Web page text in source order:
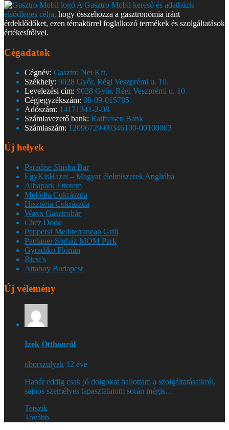
A Gasztro Mobil kereső és adatbázis
elsődleges célja, hogy összehozza a gasztronómia iránt
érdeklődőket, ezen témakörrel foglalkozó termékek és szolgáltatások
értékesítőivel.
Cégadatok
Cégnév: Gasztro Net Kft.
Székhely: 9028 Győr, Régi Veszprémi u. 10.
Levelezési cím: 9028 Győr, Régi Veszprémi u. 10.
Cégjegyzékszám: 08-09-015785
Adószám: 14171341-2-08
Számlavezető bank: Raiffeisen Bank
Számlaszám: 12096729-00346100-00100003
Új helyek
Paradise Shisha Bar
EgyKisHazai – Magyar élelmiszerek Angliába
Albapark Étterem
Melódia Cukrászda
Hisztéria Cukrászda
Waxx Gasztrobár
Chez Dodo
Peppers! Mediterranean Grill
Paulaner Sörház MOM Park
Gyradiko Flórián
Ricsi’s
Attaboy Budapest
Új vélemény
Ízek Otthonról
tiborszulyak 12 éve
Habár eddig csak jó dolgokat hallottam a szolgáltatásaikról,
sajnos személyes tapasztalatom során mégis…
Tetszik
Tovább